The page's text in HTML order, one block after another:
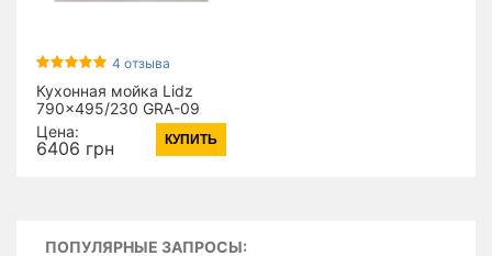
4 отзыва
Кухонная мойка Lidz
790x495/230 GRA-09
(LIDZGRA09790495230)
(14790)
Цена:
6406 грн КУПИТЬ
ПОПУЛЯРНЫЕ ЗАПРОСЫ: